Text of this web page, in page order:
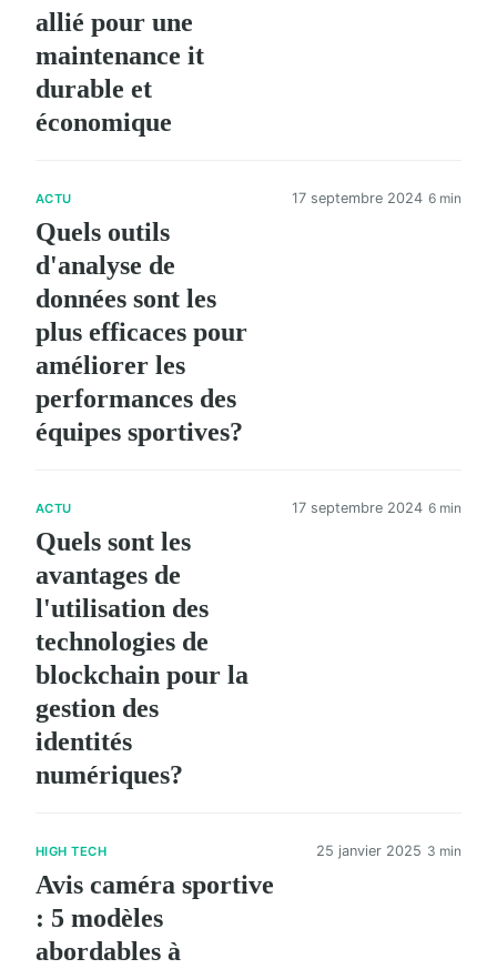
allié pour une
maintenance it
durable et
économique
ACTU
Quels outils
d'analyse de
données sont les
plus efficaces pour
améliorer les
performances des
équipes sportives?
17 septembre 2024 6 min
ACTU
Quels sont les
avantages de
l'utilisation des
technologies de
blockchain pour la
gestion des
identités
numériques?
17 septembre 2024 6 min
HIGH TECH
Avis caméra sportive
: 5 modèles
abordables à
25 janvier 2025 3 min